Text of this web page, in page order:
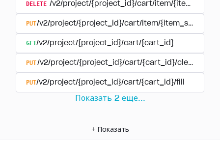
DELETE /v2/project/{project_id}/cart/item/{item_sku}
PUT/v2/project/{project_id}/cart/item/{item_sku}
GET/v2/project/{project_id}/cart/{cart_id}
PUT/v2/project/{project_id}/cart/{cart_id}/clear
PUT/v2/project/{project_id}/cart/{cart_id}/fill
Показать 2 еще...
+ Показать